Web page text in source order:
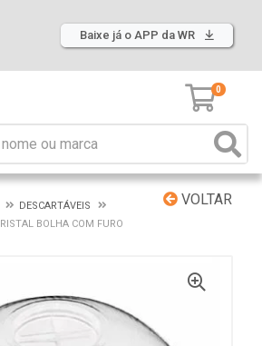
Baixe já o APP da WR
0
VOLTAR
DESCARTÁVEIS
BOLHA COM FURO